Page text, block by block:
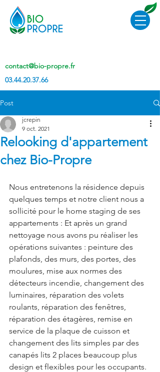
contact@bio-propre.fr
03.44.20.37.66
Post
Relooking d'appartement
chez Bio-Propre
jcrepin
9 oct. 2021
Nous entretenons la résidence depuis
quelques temps et notre client nous a
sollicité pour le home staging de ses
appartements : Et après un grand
nettoyage nous avons pu réaliser les
opérations suivantes : peinture des
plafonds, des murs, des portes, des
moulures, mise aux normes des
détecteurs incendie, changement des
luminaires, réparation des volets
roulants, réparation des fenêtres,
réparation des étagères, remise en
service de la plaque de cuisson et
changement des lits simples par des
canapés lits 2 places beaucoup plus
design et flexibles pour les occupants.